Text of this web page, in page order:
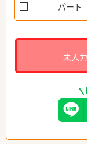
パート
未入